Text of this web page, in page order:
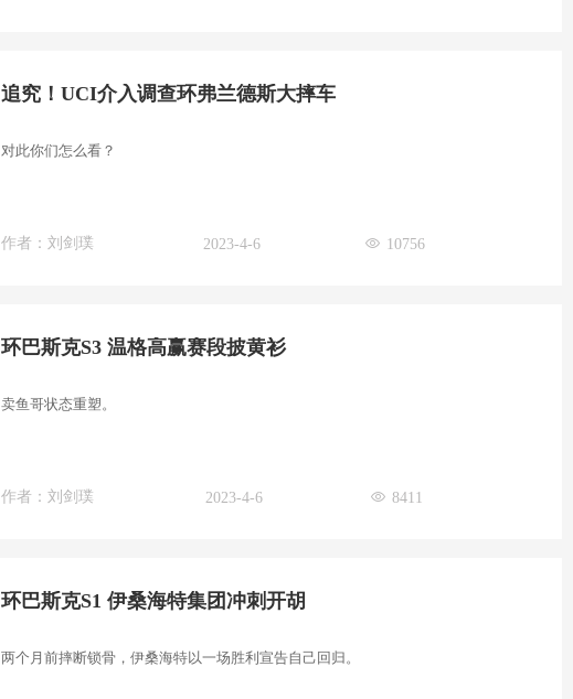
追究！UCI介入调查环弗兰德斯大摔车
对此你们怎么看？
作者： 刘剑璞 2023-4-6 10756
环巴斯克S3 温格高赢赛段披黄衫
卖鱼哥状态重塑。
作者： 刘剑璞 2023-4-6 8411
环巴斯克S1 伊桑海特集团冲刺开胡
两个月前摔断锁骨，伊桑海特以一场胜利宣告自己回归。